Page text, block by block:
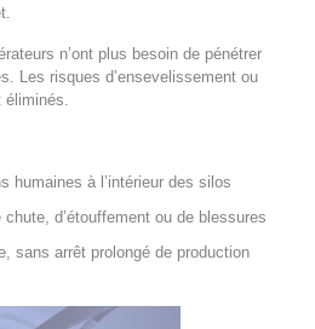
n’ont plus besoin de pénétrer
Les risques d’ensevelissement ou
éliminés.
humaines à l’intérieur des silos
d’étouffement ou de blessures
sans arrêt prolongé de production